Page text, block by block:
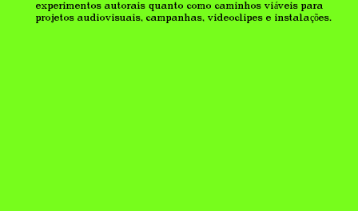
experimentos autorais quanto como caminhos viáveis para
projetos audiovisuais, campanhas, videoclipes e instalações.